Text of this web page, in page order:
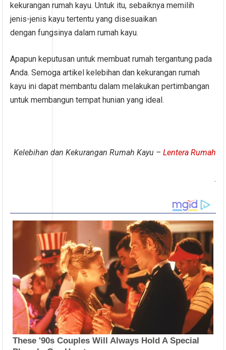
kekurangan rumah kayu. Untuk itu, sebaiknya memilih
jenis-jenis kayu tertentu yang disesuaikan
dengan fungsinya dalam rumah kayu.
Apapun keputusan untuk membuat rumah tergantung pada
Anda. Semoga artikel kelebihan dan kekurangan rumah
kayu ini dapat membantu dalam melakukan pertimbangan
untuk membangun tempat hunian yang ideal.
Kelebihan dan Kekurangan Rumah Kayu – Lentera Rumah
.